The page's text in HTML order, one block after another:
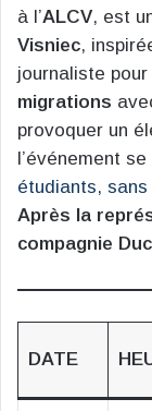
à l’ALCV, est
Visniec,
journaliste
migrations
provoquer un
l’événement
étudiants, sans
Après la
compagnie
DATE